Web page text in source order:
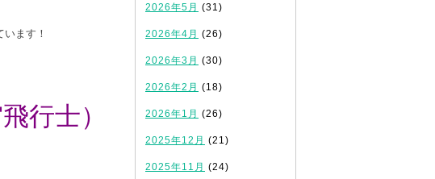
ます！
行士）
2026年5月 (31)
2026年4月 (26)
2026年3月 (30)
2026年2月 (18)
2026年1月 (26)
2025年12月 (21)
2025年11月 (24)